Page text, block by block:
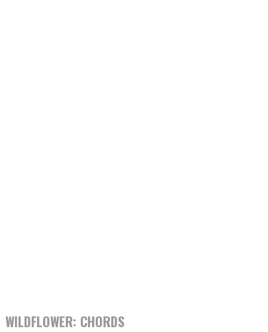
WILDFLOWER: CHORDS